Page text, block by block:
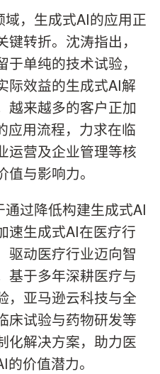
，生成式AI的应用正
转折。沈涛指出，
单纯的技术试验，
际效益的生成式AI解
越来越多的客户正加
应用流程，力求在临
运营及企业管理等核
与影响力。
过降低构建生成式AI
速生成式AI在医疗行
驱动医疗行业迈向智
基于多年深耕医疗与
，亚马逊云科技与全
床试验与药物研发等
化解决方案，助力医
价值潜力。